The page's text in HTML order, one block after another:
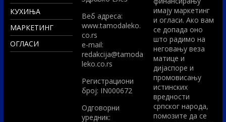
КУХИЊА
МАРКЕТИНГ
ОГЛАСИ
Вeб адреса:
www.tamodaleko.
co.rs
e-mail:
redakcija@tamoda
leko.co.rs
Регистрациони
број: IN000672
Одговорни
уредник:
имају маркетинг
и огласи. Ако вам
се допада оно
што радимо на
неговању веза
матице и
дијаспоре и
промовисању
истинских
вредности
српског народа,
помозите да се